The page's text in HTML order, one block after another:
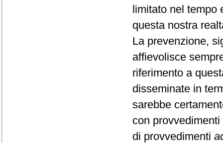
limitato nel tempo
questa nostra
La prevenzione,
affievolisce
riferimento a
disseminate in
sarebbe
con
di provvedimenti